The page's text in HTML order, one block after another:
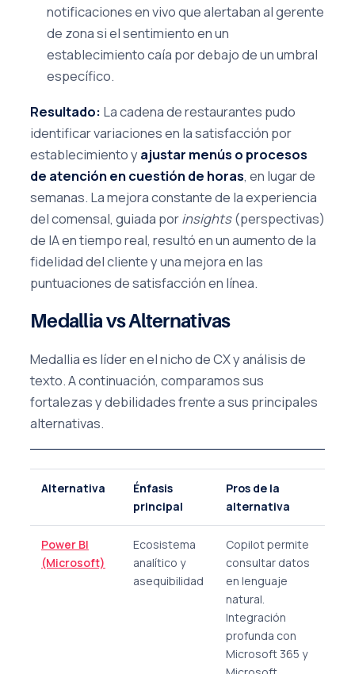
notificaciones en vivo que alertaban al gerente
de zona si el sentimiento en un
establecimiento caía por debajo de un umbral
específico.
Resultado: La cadena de restaurantes pudo
identificar variaciones en la satisfacción por
establecimiento y ajustar menús o procesos
de atención en cuestión de horas, en lugar de
semanas. La mejora constante de la experiencia
del comensal, guiada porinsights(perspectivas)
de IA en tiempo real, resultó en un aumento de la
fidelidad del cliente y una mejora en las
puntuaciones de satisfacción en línea.
Medallia vs Alternativas
Medallia es líder en el nicho de CX y análisis de
texto. A continuación, comparamos sus
fortalezas y debilidades frente a sus principales
alternativas.
Alternativa
Énfasis
principal
Pros de la
alternativa
Power BI
(Microsoft)
Ecosistema
analítico y
asequibilidad
Copilot permite
consultar datos
en lenguaje
natural.
Integración
profunda con
Microsoft 365 y